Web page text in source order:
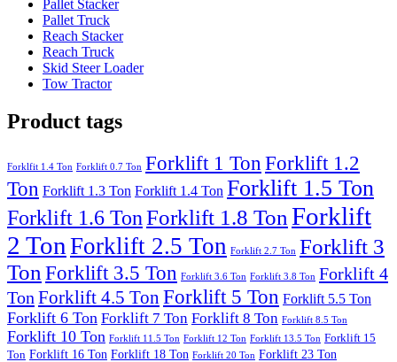
Pallet Stacker
Pallet Truck
Reach Stacker
Reach Truck
Skid Steer Loader
Tow Tractor
Product tags
Forklfit 1.4 Ton Forklift 0.7 Ton Forklift 1 Ton Forklift 1.2
Ton Forklift 1.3 Ton Forklift 1.4 Ton Forklift 1.5 Ton
Forklift 1.6 TonForklift 1.8 Ton Forklift
2 Ton Forklift 2.5 Ton Forklift 2.7 Ton Forklift 3
Ton Forklift 3.5 Ton Forklift 3.6 Ton Forklift 3.8 Ton Forklift 4
Ton Forklift 4.5 Ton Forklift 5 Ton Forklift 5.5 Ton
Forklift 6 Ton Forklift 7 Ton Forklift 8 Ton Forklift 8.5 Ton
Forklift 10 Ton Forklift 11.5 Ton Forklift 12 Ton Forklift 13.5 Ton Forklift 15
Ton Forklift 16 Ton Forklift 18 Ton Forklift 20 Ton Forklift 23 Ton